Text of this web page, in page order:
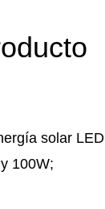
solar
100W;